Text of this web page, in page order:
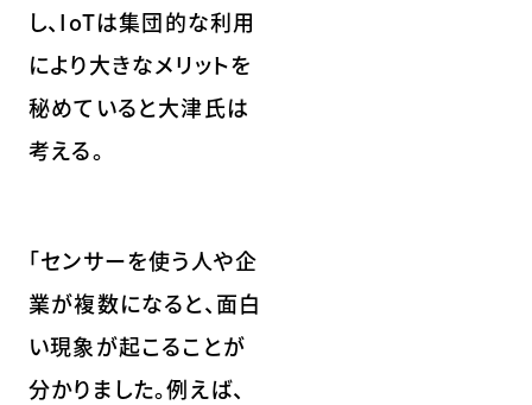
し、IoTは集団的な利用
により大きなメリットを
秘めていると大津氏は
考える。
「センサーを使う人や企
業が複数になると、面白
い現象が起こることが
分かりました。例えば、